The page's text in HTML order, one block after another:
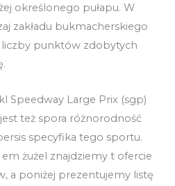
określonego pułapu. W
zakładu bukmacherskiego
punktów zdobytych
Speedway Large Prix (sgp)
też spora różnorodność
specyfika tego sportu.
żużel znajdziemy t ofercie
a poniżej prezentujemy listę